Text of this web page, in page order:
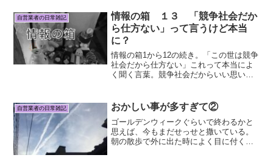
の意思ではなく、売ろうとする側の仕掛
けによって。そういうもの...
自営業者の日常雑記
情報の箱 １３ 「競争社会だか
ら仕方ない」って言うけど本当
に？
情報の箱1から12の続き。「この世は競争
社会だから仕方ない」これって本当によ
く聞く言葉。競争社会だからいい思いが
だけ。競争に負けた大多数の人はやりた
くない事を我慢して毎...
自営業者の日常雑記 おかしい事が多すぎて②
ゴールデンウィークぐらいで終わるかと
思えば、今もまだせっせと撒いている。
朝の散歩で外に出た時によく目に付く。